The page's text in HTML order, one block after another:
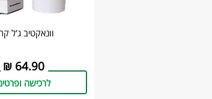
וונאקטיב ג'ל
64.90
₪
לרכישה